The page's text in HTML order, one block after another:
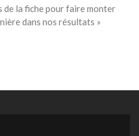
de la fiche pour faire monter
dans nos résultats »